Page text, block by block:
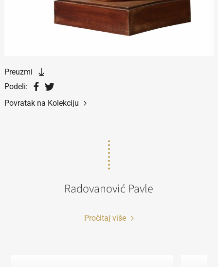
Preuzmi
Podeli:
Povratak na Kolekciju
Radovanović Pavle
Pročitaj više